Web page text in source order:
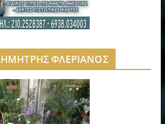
ΦΛΕΡΙΑΝΟΣ